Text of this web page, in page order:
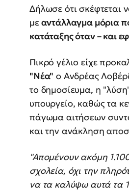
Δήλωσε ότι σκέφτεται
μεαντάλλαγμα μόρια
κατάταξης όταν – και
Πικρό γέλιο είχε
"Νέα" ο Ανδρέας
το δημοσίευμα, η "λύση"
υπουργείο, καθώς τα
πάγωμα αιτήσεων
και την ανάκληση
"Απομένουν ακόμη
σχολεία, όχι την
να τα καλύψω αυτά τα